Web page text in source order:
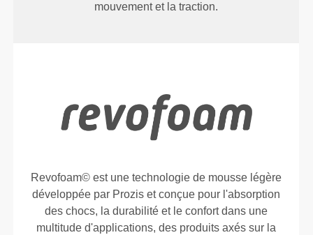
mouvement et la traction.
Revofoam© est une technologie de mousse légère
développée par Prozis et conçue pour l'absorption
des chocs, la durabilité et le confort dans une
multitude d'applications, des produits axés sur la